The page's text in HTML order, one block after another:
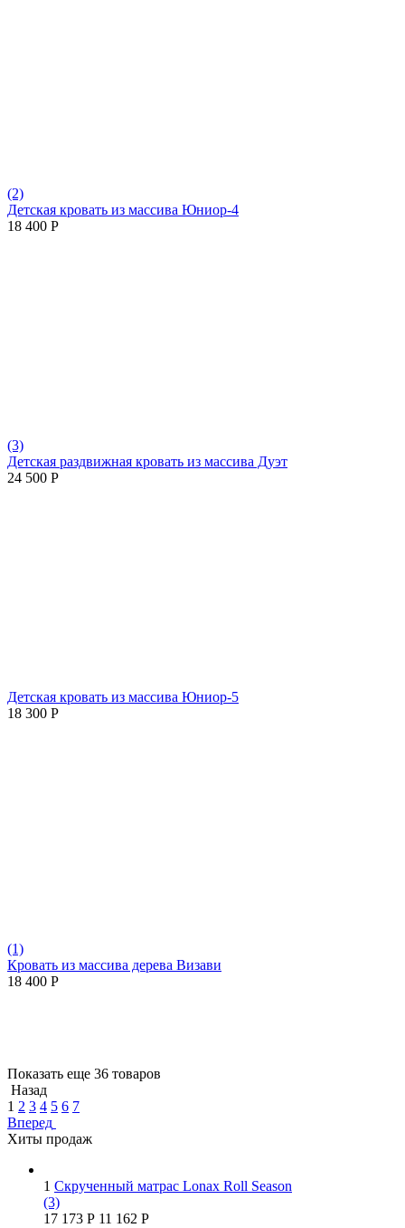
(2)
Детская кровать из массива Юниор-4
18 400 Р
(3)
Детская раздвижная кровать из массива Дуэт
24 500 Р
Детская кровать из массива Юниор-5
18 300 Р
(1)
Кровать из массива дерева Визави
18 400 Р
Показать еще 36 товаров
Назад
1 2 3 4 5 6 7
Вперед
Хиты продаж
1 Скрученный матрас Lonax Roll Season
(3)
17 173 Р 11 162 Р